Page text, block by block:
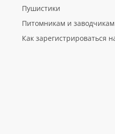
Пушистики
Питомникам и заводчикам
Как зарегистрироваться